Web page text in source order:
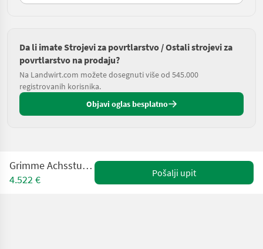
Da li imate Strojevi za povrtlarstvo / Ostali strojevi za
povrtlarstvo na prodaju?
Na Landwirt.com možete dosegnuti više od 545.000
registrovanih korisnika.
Objavi oglas besplatno
Grimme Achsstummel Evo 290
4.522 €
Pošalji upit